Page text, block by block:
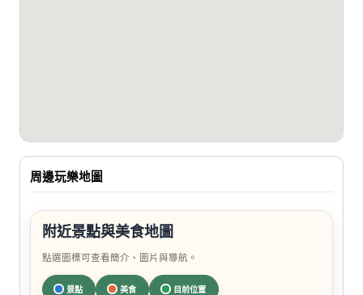
周邊玩樂地圖
附近景點與美食地圖
點選圖標可查看簡介、圖片與導航。
景點 美食 目前位置